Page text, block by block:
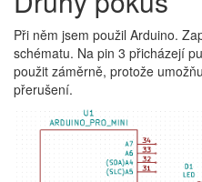
Při něm jsem použil Arduino.
schématu. Na pin 3 přicházejí
použit záměrně, protože
přerušení.